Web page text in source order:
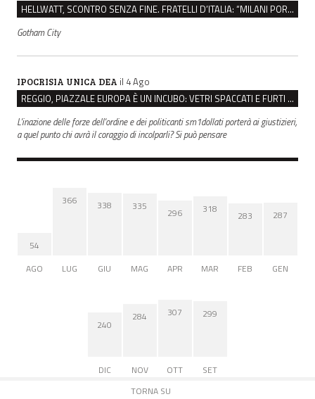
HELLWATT, SCONTRO SENZA FINE. FRATELLI D’ITALIA: “MILANI PORTA DOCUMENTI, DE FRANCO INSULTI”
Gotham City
IPOCRISIA UNICA DEA il 4 Ago
REGGIO, PIAZZALE EUROPA È UN INCUBO: VETRI SPACCATI E FURTI SULLE AUTO IN SOSTA
L'inazione delle forze dell'ordine e dei politicanti sm1dollati porterà ai giustizieri,
a quel punto chi avrà il coraggio di incolparli? Si può pensare
54
AGO
366
LUG
338
GIU
335
MAG
296
APR
318
MAR
283
FEB
287
GEN
240
DIC
284
NOV
307
OTT
299
SET
TORNA SU